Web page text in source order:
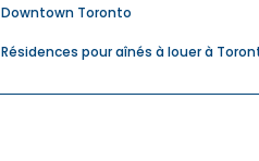
Downtown Toronto
Résidences pour aînés à louer à